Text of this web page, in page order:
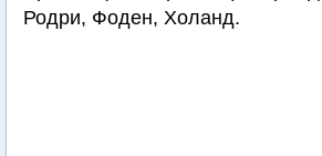
Родри, Фоден, Холанд.